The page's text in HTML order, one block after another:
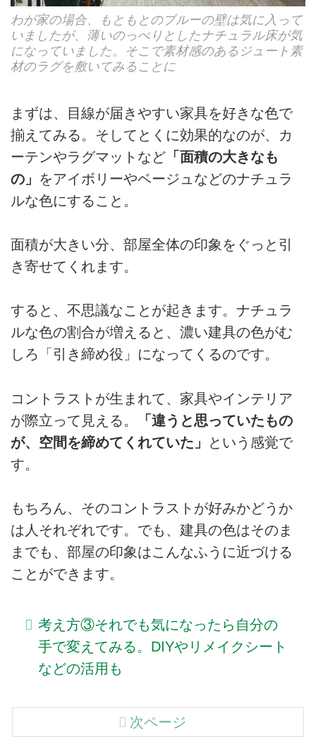
わが家の場合、もともとのブルーの壁は気に入って
いましたが、薄いのっぺりとしたナチュラル床が気
になっていました。そこで素材感のあるジュート素
材のラグを敷いてみることに
まずは、目線が届きやすい家具を好きな色で
揃えてみる。そしてとくに効果的なのが、カ
ーテンやラグマットなど 「面積の大きなも
の」 をアイボリーやベージュなどのナチュラ
ルな色にすること。
面積が大きい分、部屋全体の印象をぐっと引
き寄せてくれます。
すると、不思議なことが起きます。ナチュラ
ルな色の割合が増えると、濃い建具の色がむ
しろ「引き締め役」になってくるのです。
コントラストが生まれて、家具やインテリア
が際立って見える。
「違うと思っていたもの
が、空間を締めてくれていた」
という感覚で
す。
もちろん、そのコントラストが好みかどうか
は人それぞれです。でも、建具の色はそのま
までも、部屋の印象はこんなふうに近づける
ことができます。
考え方③それでも気になったら自分の
手で変えてみる。DIYやリメイクシート
などの活用も
次ページ